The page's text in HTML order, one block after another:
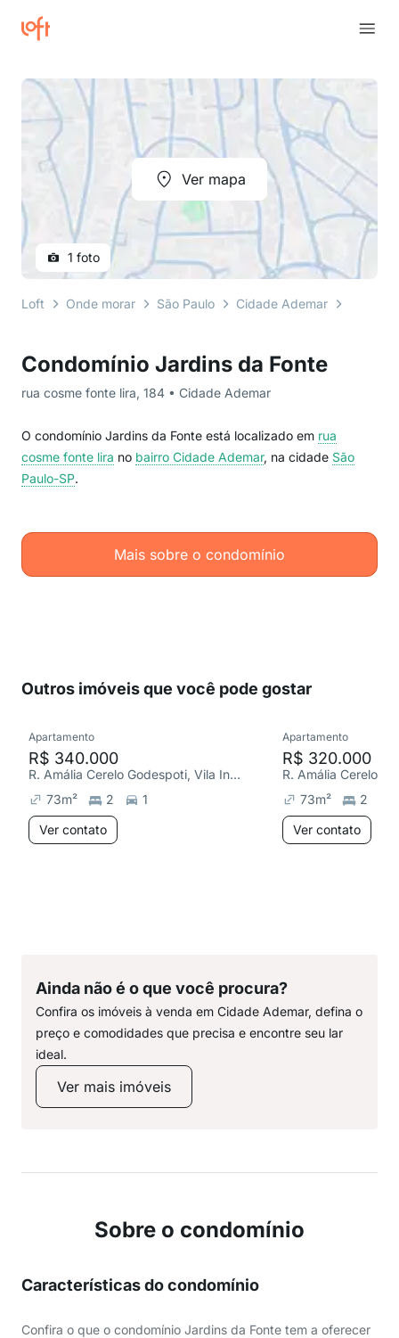
Condomínio Jardins da Fonte
rua cosme fonte lira, 184 • Cidade Ademar
O condomínio Jardins da Fonte está localizado em rua
cosme fonte lira no bairro Cidade Ademar, na cidade São
Paulo-SP.
Mais sobre o condomínio
Ver mapa
1 foto
Loft Onde morar São Paulo Cidade Ademar
Outros imóveis que você pode gostar
Apartamento
R$ 340.000
R. Amália Cerelo Godespoti, Vila Inglesa
73m² 2
1
Ver contato
Apartamento
R$ 320.000
73m² 2
Ver contato
Ainda não é o que você procura?
Confira os imóveis à venda em Cidade Ademar, defina o
preço e comodidades que precisa e encontre seu lar
ideal.
Ver mais imóveis
Sobre o condomínio
Características do condomínio
Confira o que o condomínio Jardins da Fonte tem a oferecer